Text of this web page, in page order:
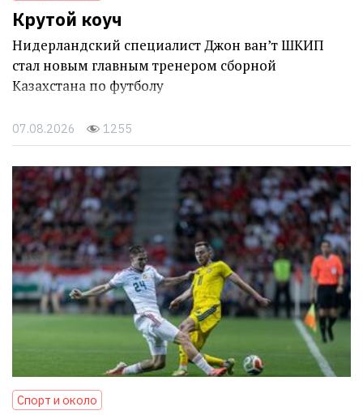
Крутой коуч
Нидерландский специалист Джон ван’т ШКИП
стал новым главным тренером сборной
Казахстана по футболу
07.08.2026 1255
Спорт и около